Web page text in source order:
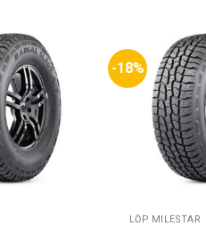
-18%
LỐP MILESTAR